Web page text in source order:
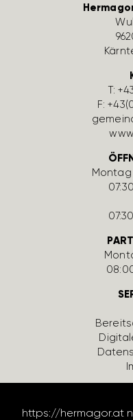
https://hermagor.at
T:
F: